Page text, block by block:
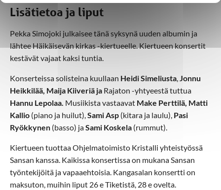
Lisätietoa ja liput
Pekka Simojoki julkaisee tänä syksynä uuden albumin ja
lähtee Häikäisevän kirkas -kiertueelle. Kiertueen konsertit
kestävät vajaat kaksi tuntia.
Konserteissa solisteina kuullaan Heidi Simeliusta,Jonnu
Heikkilää, Maija Kiiveriä ja Rajaton -yhtyeestä tuttua
Hannu Lepolaa. Musiikista vastaavat Make Perttilä, Matti
Kallio (piano ja huilut),Sami Asp (kitara ja laulu), Pasi
Ryökkynen (basso) jaSami Koskela (rummut).
Kiertueen tuottaa Ohjelmatoimisto Kristalli yhteistyössä
Sansan kanssa. Kaikissa konsertissa on mukana Sansan
työntekijöitä ja vapaaehtoisia. Kangasalan konsertti on
maksuton, muihin liput 26 e Tiketistä, 28 e ovelta.